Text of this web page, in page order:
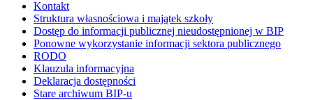
Kontakt
Struktura własnościowa i majątek szkoły
Dostęp do informacji publicznej nieudostępnionej w BIP​
Ponowne wykorzystanie informacji sektora publicznego
RODO
Klauzula informacyjna
Deklaracja dostępności
Stare archiwum BIP-u